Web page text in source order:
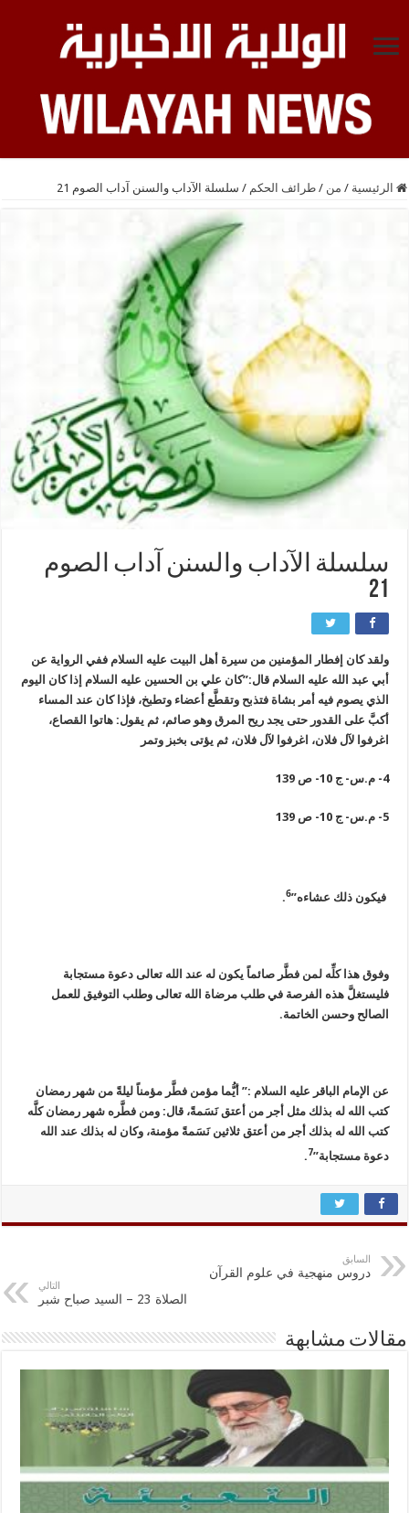
الرئيسية / من / طرائف الحكم / سلسلة الآداب والسنن آداب الصوم 21
سلسلة الآداب والسنن آداب الصوم
21
ولقد كان إفطار المؤمنين من سيرة أهل البيت عليه السلام ففي الرواية عن
أبي عبد الله عليه السلام قال:”كان علي بن الحسين عليه السلام إذا كان اليوم
الذي يصوم فيه أمر بشاة فتذبح وتقطَّع أعضاء وتطبخ، فإذا كان عند المساء
أكبَّ على القدور حتى يجد ريح المرق وهو صائم، ثم يقول: هاتوا القصاع،
اغرفوا لآل فلان، اغرفوا لآل فلان، ثم يؤتى بخبز وتمر
4- م.س- ج 10- ص 139
5- م.س- ج 10- ص 139
فيكون ذلك عشاءه”6
.
وفوق هذا كلِّه لمن فطَّر صائماً يكون له عند الله تعالى دعوة مستجابة
فليستغلَّ هذه الفرصة في طلب مرضاة الله تعالى وطلب التوفيق للعمل
الصالح وحسن الخاتمة.
عن الإمام الباقر عليه السلام :” أيُّما مؤمن فطَّر مؤمناً ليلةً من شهر رمضان
كتب الله له بذلك مثل أجر من أعتق نَسَمةً، قال: ومن فطَّره شهر رمضان كلَّه
كتب الله له بذلك أجر من أعتق ثلاثين نَسَمةً مؤمنة، وكان له بذلك عند الله
دعوة مستجابة”7
.
السابق
دروس منهجية في علوم القرآن
التالي
الصلاة 23 – السيد صباح شبر
مقالات مشابهة